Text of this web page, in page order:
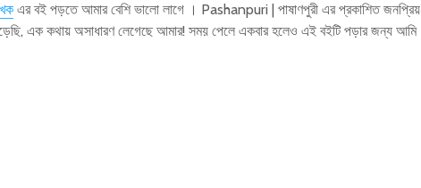
এর বই পড়তে আমার বেশি ভালো লাগে । Pashanpuri | পাষাণপুরী এর প্রকাশিত জনপ্রিয়
এক কথায় অসাধারণ লেগেছে আমার! সময় পেলে একবার হলেও এই বইটি পড়ার জন্য আমি